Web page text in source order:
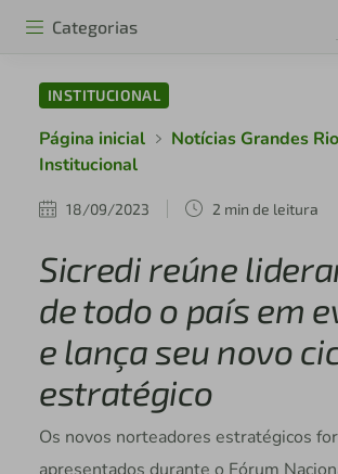
Categorias
INSTITUCIONAL
Página inicial
Notícias Grandes
Institucional
18/09/2023 2 min de leitura
Sicredi reúne
de todo o país em
e lança seu novo
estratégico
Os novos norteadores estratégicos